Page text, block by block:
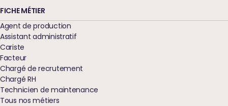
FICHE MÉTIER
Agent de production
Assistant administratif
Cariste
Facteur
Chargé de recrutement
Chargé RH
Technicien de maintenance
Tous nos métiers